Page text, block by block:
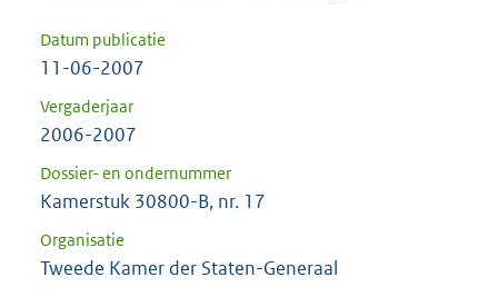
Datum publicatie
11-06-2007
Vergaderjaar
2006-2007
Dossier- en ondernummer
Kamerstuk 30800-B, nr. 17
Organisatie
Tweede Kamer der Staten-Generaal